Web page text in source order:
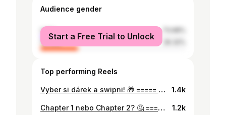
Audience gender
male
female
Start a Free Trial to Unlock
Top performing Reels
Vyber si dárek a swipni! 🎁 ===== Follow me @marexxikfn pro denní Fortnite Content! 🎮💙 ===== Team: @7dropsesports 💧 Grafik: @happysek.fnbr 🎨 ==== #Fortnite #FortniteClips #Champion #FortniteStreamer #FortniteBR #FortniteGame #FortnitePS4 #Gamer #FortnitePC #FortniteWin #FortniteNews #FortniteLovers #Cracked #FortniteLovers #FortniteFunny #faze #limitrc #FortniteClansRecruiting #FortniteSolo #PC #XBOX #PS4 #Gaming #BattleRoyale #tiktok #VictoryRoyal #Twitch #Explore #ExplorePage #gamer #fortnitecz 1.4k
Chapter 1 nebo Chapter 2? 🤔 ===== Follow me @marexxikfn pro denní Fortnite Content! 🎮💙 ===== Team: @7dropsesports 💧 Grafik: @happysek.fnbr 🎨 ==== #Fortnite #FortniteClips #Champion #FortniteStreamer #FortniteBR #FortniteGame #FortnitePS4 #Gamer #FortnitePC #FortniteWin #FortniteNews #FortniteLovers #Cracked #FortniteLovers #FortniteFunny #faze #limitrc #FortniteClansRecruiting #FortniteSolo #PC #XBOX #PS4 #Gaming #BattleRoyale #tiktok #VictoryRoyal #Twitch #Explore #ExplorePage #gamer #fortnitecz 1.2k